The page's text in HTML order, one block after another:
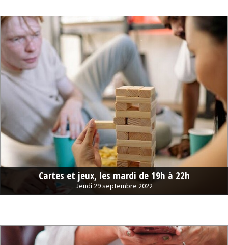
Cartes et jeux, les mardi de 19h à 22h
Jeudi 29 septembre 2022